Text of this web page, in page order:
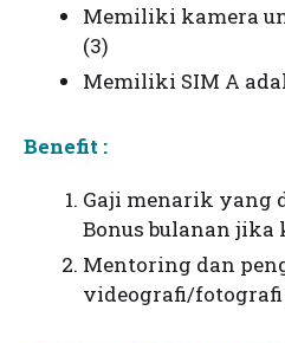
Memiliki kamera
(3)
Memiliki SIM A
Benefit :
Gaji menarik yang
Bonus bulanan jika
Mentoring dan
videografi/